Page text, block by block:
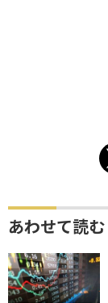
あわせて読む